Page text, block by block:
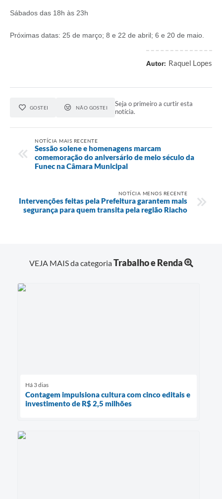
Sábados das 18h às 23h
Próximas datas: 25 de março; 8 e 22 de abril; 6 e 20 de maio.
Autor: Raquel Lopes
GOSTEI NÃO GOSTEI
Seja o primeiro a curtir esta
notícia.
NOTÍCIA MAIS RECENTE
Sessão solene e homenagens marcam
comemoração do aniversário de meio século da
Funec na Câmara Municipal
NOTÍCIA MENOS RECENTE
Intervenções feitas pela Prefeitura garantem mais
segurança para quem transita pela região Riacho
VEJA MAIS da categoriaTrabalho e Renda
Há 3 dias
Contagem impulsiona cultura com cinco editais e
investimento de R$ 2,5 milhões